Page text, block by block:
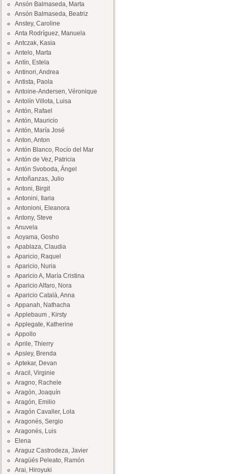
Ansón Balmaseda, Marta
Ansón Balmaseda, Beatriz
Anstey, Caroline
Anta Rodríguez, Manuela
Antczak, Kasia
Antelo, Marta
Antín, Estela
Antinori, Andrea
Antista, Paola
Antoine-Andersen, Véronique
Antolín Villota, Luisa
Antón, Rafael
Antón, Mauricio
Antón, María José
Anton, Anton
Antón Blanco, Rocío del Mar
Antón de Vez, Patricia
Antón Svoboda, Ángel
Antoñanzas, Julio
Antoni, Birgit
Antonini, Ilaria
Antonioni, Eleanora
Antony, Steve
Anuvela
Aoyama, Gosho
Apablaza, Claudia
Aparicio, Raquel
Aparicio, Nuria
Aparicio A, María Cristina
Aparicio Alfaro, Nora
Aparicio Català, Anna
Appanah, Nathacha
Applebaum , Kirsty
Applegate, Katherine
Appollo
Aprile, Thierry
Apsley, Brenda
Aptekar, Devan
Aracil, Virginie
Aragno, Rachele
Aragón, Joaquín
Aragón, Emilio
Aragón Cavaller, Lola
Aragonés, Sergio
Aragonés, Luis
Elena
Araguz Castrodeza, Javier
Aragüés Peleato, Ramón
Arai, Hiroyuki